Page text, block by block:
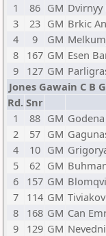
1
86 GM Dvirnyy
3
23 GM Brkic
4
9 GM
8
167 GM Esen
9
127 GM
Jones Gawain C B
Rd. Snr
1
88 GM
2
57 GM
4
10 GM
5
62 GM
6
157 GM
7
114 GM
8
168 GM Can
9
129 GM